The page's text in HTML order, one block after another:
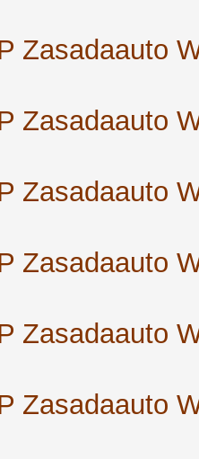
Zasadaauto
Zasadaauto
Zasadaauto
Zasadaauto
Zasadaauto
Zasadaauto